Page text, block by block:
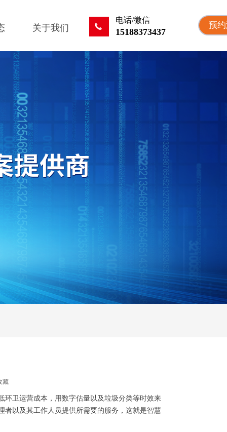
끅
电话/微信
15188373437
关于我们 预
环卫运营成本，用数字估量以及垃圾分类等时效来
者以及其工作人员提供所需要的服务，这就是智慧
藏